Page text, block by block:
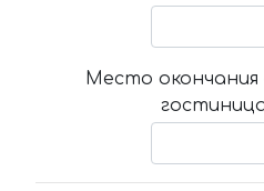
Место окончания